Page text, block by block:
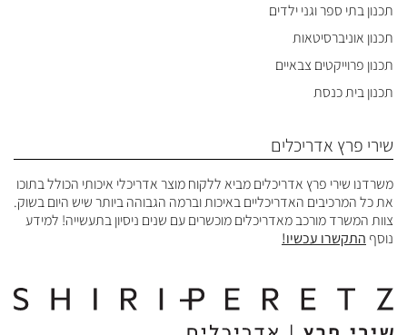
תכנון בתי ספר וגני ילדים
תכנון אוניברסיטאות
תכנון פרוייקטים צבאיים
תכנון בית כנסת
שירי פרץ אדריכלים
משרדנו שירי פרץ אדריכלים מביא ללקוח מוצר אדריכלי איכותי הכולל בתוכו
את כל המרכיבים האדריכליים באיכות וברמה הגבוהה ביותר שיש היום בשוק.
צוות המשרד מורכב מאדריכלים מוכשרים עם שנים ניסיון בתעשייה! למידע
נוסף התקשרו עכשיו!